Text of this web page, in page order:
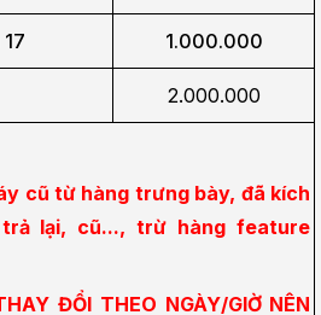
1.000.000
2.000.000
cũ từ hàng trưng bày, đã kích
lại, cũ..., trừ hàng feature
ĐỔI THEO NGÀY/GIỜ NÊN